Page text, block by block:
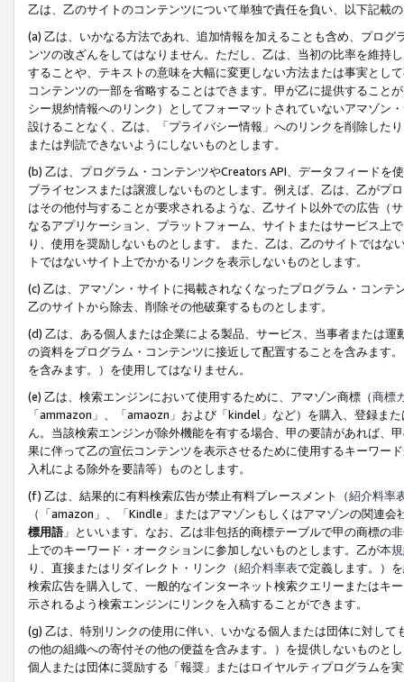
乙は、乙のサイトのコンテンツについて単独で責任を負い、以下記載
(a) 乙は、いかなる方法であれ、追加情報を加えることも含め、プロ
ンツの改ざんをしてはなりません。ただし、乙は、当初の比率を維持
することや、テキストの意味を大幅に変更しない方法または事実とし
コンテンツの一部を省略することはできます。甲が乙に提供すること
シー規約情報へのリンク）としてフォーマットされていないアマゾン
設けることなく、乙は、「プライバシー情報」へのリンクを削除した
または判読できないようにしないものとします。
(b) 乙は、プログラム・コンテンツやCreators API、データフィード
ブライセンスまたは譲渡しないものとします。例えば、乙は、乙がプ
はその他付与することが要求されるような、乙サイト以外での広告（
なるアプリケーション、プラットフォーム、サイトまたはサービス上
り、使用を奨励しないものとします。 また、乙は、乙のサイトでは
トではないサイト上でかかるリンクを表示しないものとします。
(c) 乙は、アマゾン・サイトに掲載されなくなったプログラム・コン
乙のサイトから除去、削除その他破棄するものとします。
(d) 乙は、ある個人または企業による製品、サービス、当事者または
の資料をプログラム・コンテンツに接近して配置することを含みます
を含みます。）を使用してはなりません。
(e) 乙は、検索エンジンにおいて使用するために、アマゾン商標（商標
「ammazon」、「amaozn」および「kindel」など）を購入、登録ま
ん。当該検索エンジンが除外機能を有する場合、甲の要請があれば、
果に伴って乙の宣伝コンテンツを表示させるために使用するキーワー
入札による除外を要請等）ものとします。
(f) 乙は、結果的に有料検索広告が禁止有料プレースメント（紹介料率
（「amazon」、「Kindle」またはアマゾンもしくはアマゾンの関連
標用語」といいます。なお、乙は非包括的商標テーブルで甲の商標の
上でのキーワード・オークションに参加しないものとします。乙が本
り、直接またはリダイレクト・リンク（紹介料率表で定義します。）
検索広告を購入して、一般的なインターネット検索クエリーまたはキ
示されるよう検索エンジンにリンクを入稿することができます。
(g) 乙は、特別リンクの使用に伴い、いかなる個人または団体に対し
の他の組織への寄付その他の便益を含みます。）を提供しないものと
個人または団体に奨励する「報奨」またはロイヤルティプログラムを